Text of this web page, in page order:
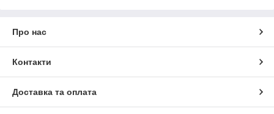
Про нас
Контакти
Доставка та оплата